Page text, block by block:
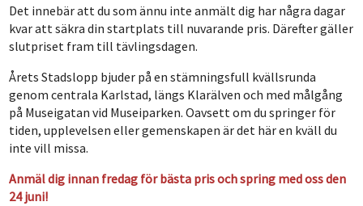
Det innebär att du som ännu inte anmält dig har några dagar
kvar att säkra din startplats till nuvarande pris. Därefter gäller
slutpriset fram till tävlingsdagen.
Årets Stadslopp bjuder på en stämningsfull kvällsrunda
genom centrala Karlstad, längs Klarälven och med målgång
på Museigatan vid Museiparken. Oavsett om du springer för
tiden, upplevelsen eller gemenskapen är det här en kväll du
inte vill missa.
Anmäl dig innan fredag för bästa pris och spring med oss den
24 juni!